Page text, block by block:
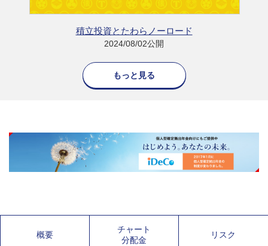
積立投資とたわらノーロード
2024/08/02公開
もっと見る
概要
チャート
分配金
リスク